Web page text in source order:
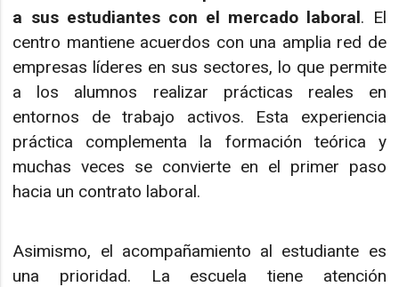
a sus estudiantes con el mercado laboral. El
centro mantiene acuerdos con una amplia red de
empresas líderes en sus sectores, lo que permite
a los alumnos realizar prácticas reales en
entornos de trabajo activos. Esta experiencia
práctica complementa la formación teórica y
muchas veces se convierte en el primer paso
hacia un contrato laboral.
Asimismo, el acompañamiento al estudiante es
una prioridad. La escuela tiene atención